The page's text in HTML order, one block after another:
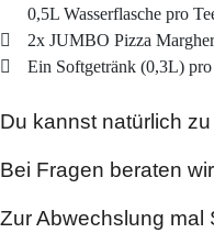
0,5L Wasserflasche pro
2x JUMBO Pizza
Ein Softgetränk (0,3L) pro
Du kannst natürlich
Bei Fragen beraten
Zur Abwechslung mal